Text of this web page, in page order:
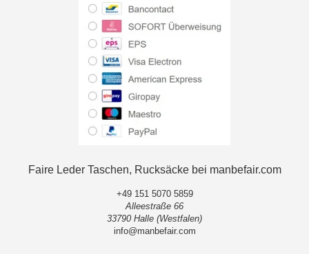
Faire Leder Taschen, Rucksäcke bei manbefair.com
+49 151 5070 5859
Alleestraße 66
33790 Halle (Westfalen)
info@manbefair.com